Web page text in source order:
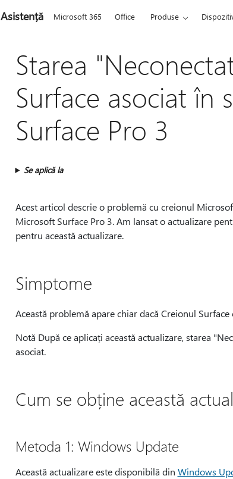
Asistență Microsoft 365 Office Produse
Starea
Surface asociat în
Surface Pro 3
Se aplică la
Acest articol descrie o problemă cu creionul
Microsoft Surface Pro 3. Am lansat o actualizare
pentru această actualizare.
Simptome
Această problemă apare chiar dacă Creionul
Notă După ce aplicați această actualizare, starea
asociat.
Cum se obține această
Metoda 1: Windows Update
Această actualizare este disponibilă din Windows